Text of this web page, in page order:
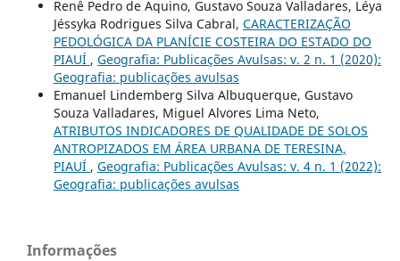
Renê Pedro de Aquino, Gustavo Souza Valladares, Léya
Jéssyka Rodrigues Silva Cabral, CARACTERIZAÇÃO
PEDOLÓGICA DA PLANÍCIE COSTEIRA DO ESTADO DO
PIAUÍ , Geografia: Publicações Avulsas: v. 2 n. 1 (2020):
Geografia: publicações avulsas
Emanuel Lindemberg Silva Albuquerque, Gustavo
Souza Valladares, Miguel Alvores Lima Neto,
ATRIBUTOS INDICADORES DE QUALIDADE DE SOLOS
ANTROPIZADOS EM ÁREA URBANA DE TERESINA,
PIAUÍ , Geografia: Publicações Avulsas: v. 4 n. 1 (2022):
Geografia: publicações avulsas
Informações